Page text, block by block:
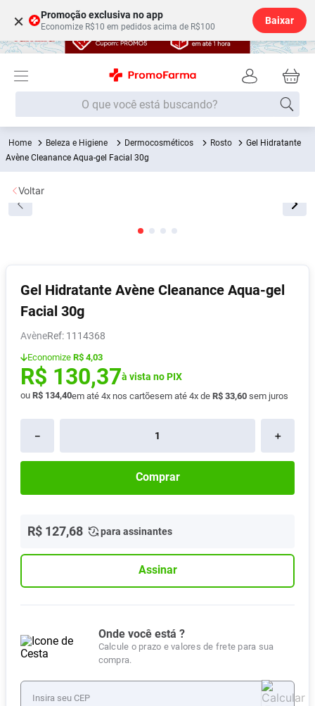
× Promoção exclusiva no app
Economize R$10 em pedidos acima de R$100
Baixar
O que você está buscando?
Beleza e Higiene Dermocosméticos Rosto
Gel Hidratante
Avène Cleanance Aqua-gel Facial 30g
Gel Hidratante Avène Cleanance Aqua-gel
Facial 30g
Avène : 1114368
Economize R$ 4,03
R$ 130,37à vista no PIX
ou R$ 134,40em até 4x nos cartõesem até 4x de R$ 33,60 sem juros
＋
－
Comprar
R$ 127,68 para assinantes
Assinar
Onde você está ?
Calcule o prazo e valores de frete para sua
compra.
Voltar
Termos mais buscados
1º Fralda
2
5º Fralda G
6º Shampoo
7º Desodorante
8º Pampers Confort Sec
9º Vitamina D
10 Soro Fisiológico